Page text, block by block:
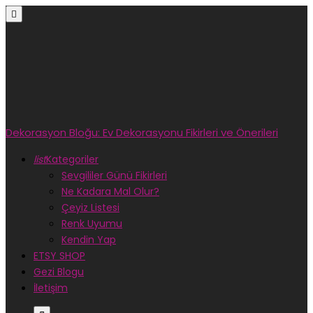

Dekorasyon Bloğu: Ev Dekorasyonu Fikirleri ve Önerileri
listKategoriler
Sevgililer Günü Fikirleri
Ne Kadara Mal Olur?
Çeyiz Listesi
Renk Uyumu
Kendin Yap
ETSY SHOP
Gezi Blogu
İletişim